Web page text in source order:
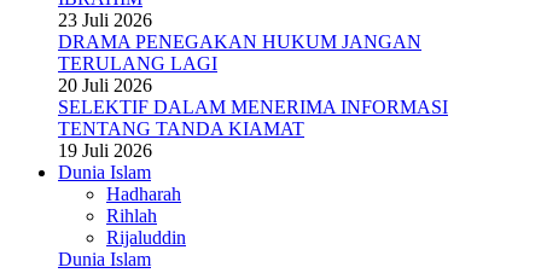
23 Juli 2026
DRAMA PENEGAKAN HUKUM JANGAN
TERULANG LAGI
20 Juli 2026
SELEKTIF DALAM MENERIMA INFORMASI
TENTANG TANDA KIAMAT
19 Juli 2026
Dunia Islam
Hadharah
Rihlah
Rijaluddin
Dunia Islam